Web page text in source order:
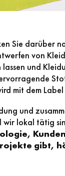
Sie darüber
von
und
mit dem Label
und
wir lokal tätig
gibt,